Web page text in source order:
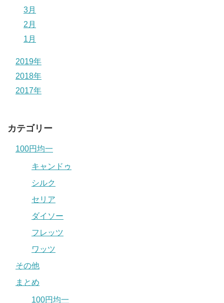
3月
2月
1月
2019年
2018年
2017年
カテゴリー
100円均一
キャンドゥ
シルク
セリア
ダイソー
フレッツ
ワッツ
その他
まとめ
100円均一